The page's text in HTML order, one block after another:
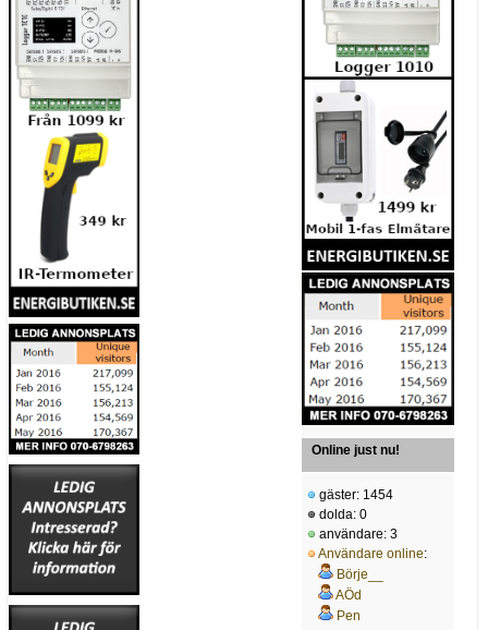
Online just nu!
gäster: 1454
dolda: 0
användare: 3
Användare online:
Börje__
AÖd
Pen